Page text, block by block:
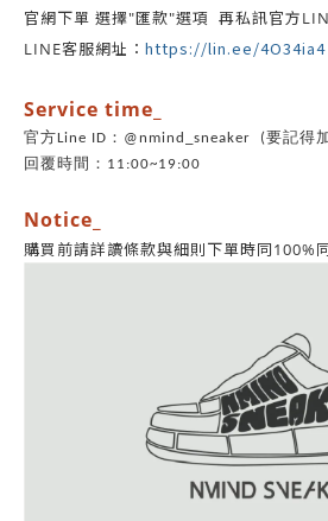
官網下單 選擇"匯款"選項 再私訊官方
LINE客服網址： https://lin.ee/4O34ia4
Service time_
官方Line ID：@nmind_sneaker (要記得
回覆時間：11:00~19:00
Notice_
購買前請詳讀條款與細則下單時同100%